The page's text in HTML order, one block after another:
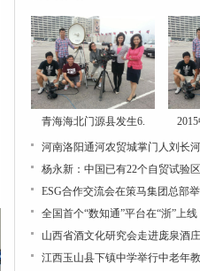
青海海北门源县发生6.
杨永新：中国已有22个自贸试验区
ESG合作交流会在策马集团总部
全国首个“数知通”平台在“浙”上线
江西玉山县下镇中学举行中老年